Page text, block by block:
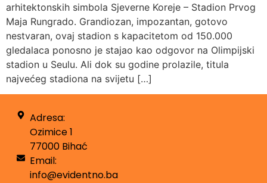
arhitektonskih simbola Sjeverne Koreje – Stadion Prvog
Maja Rungrado. Grandiozan, impozantan, gotovo
nestvaran, ovaj stadion s kapacitetom od 150.000
gledalaca ponosno je stajao kao odgovor na Olimpijski
stadion u Seulu. Ali dok su godine prolazile, titula
najvećeg stadiona na svijetu […]
Adresa:
Ozimice 1
77000 Bihać
Email:
info@evidentno.ba